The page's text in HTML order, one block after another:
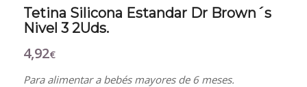
Tetina Silicona Estandar Dr Brown´s
Nivel 3 2Uds.
4,92€
Para alimentar a bebés mayores de 6 meses.